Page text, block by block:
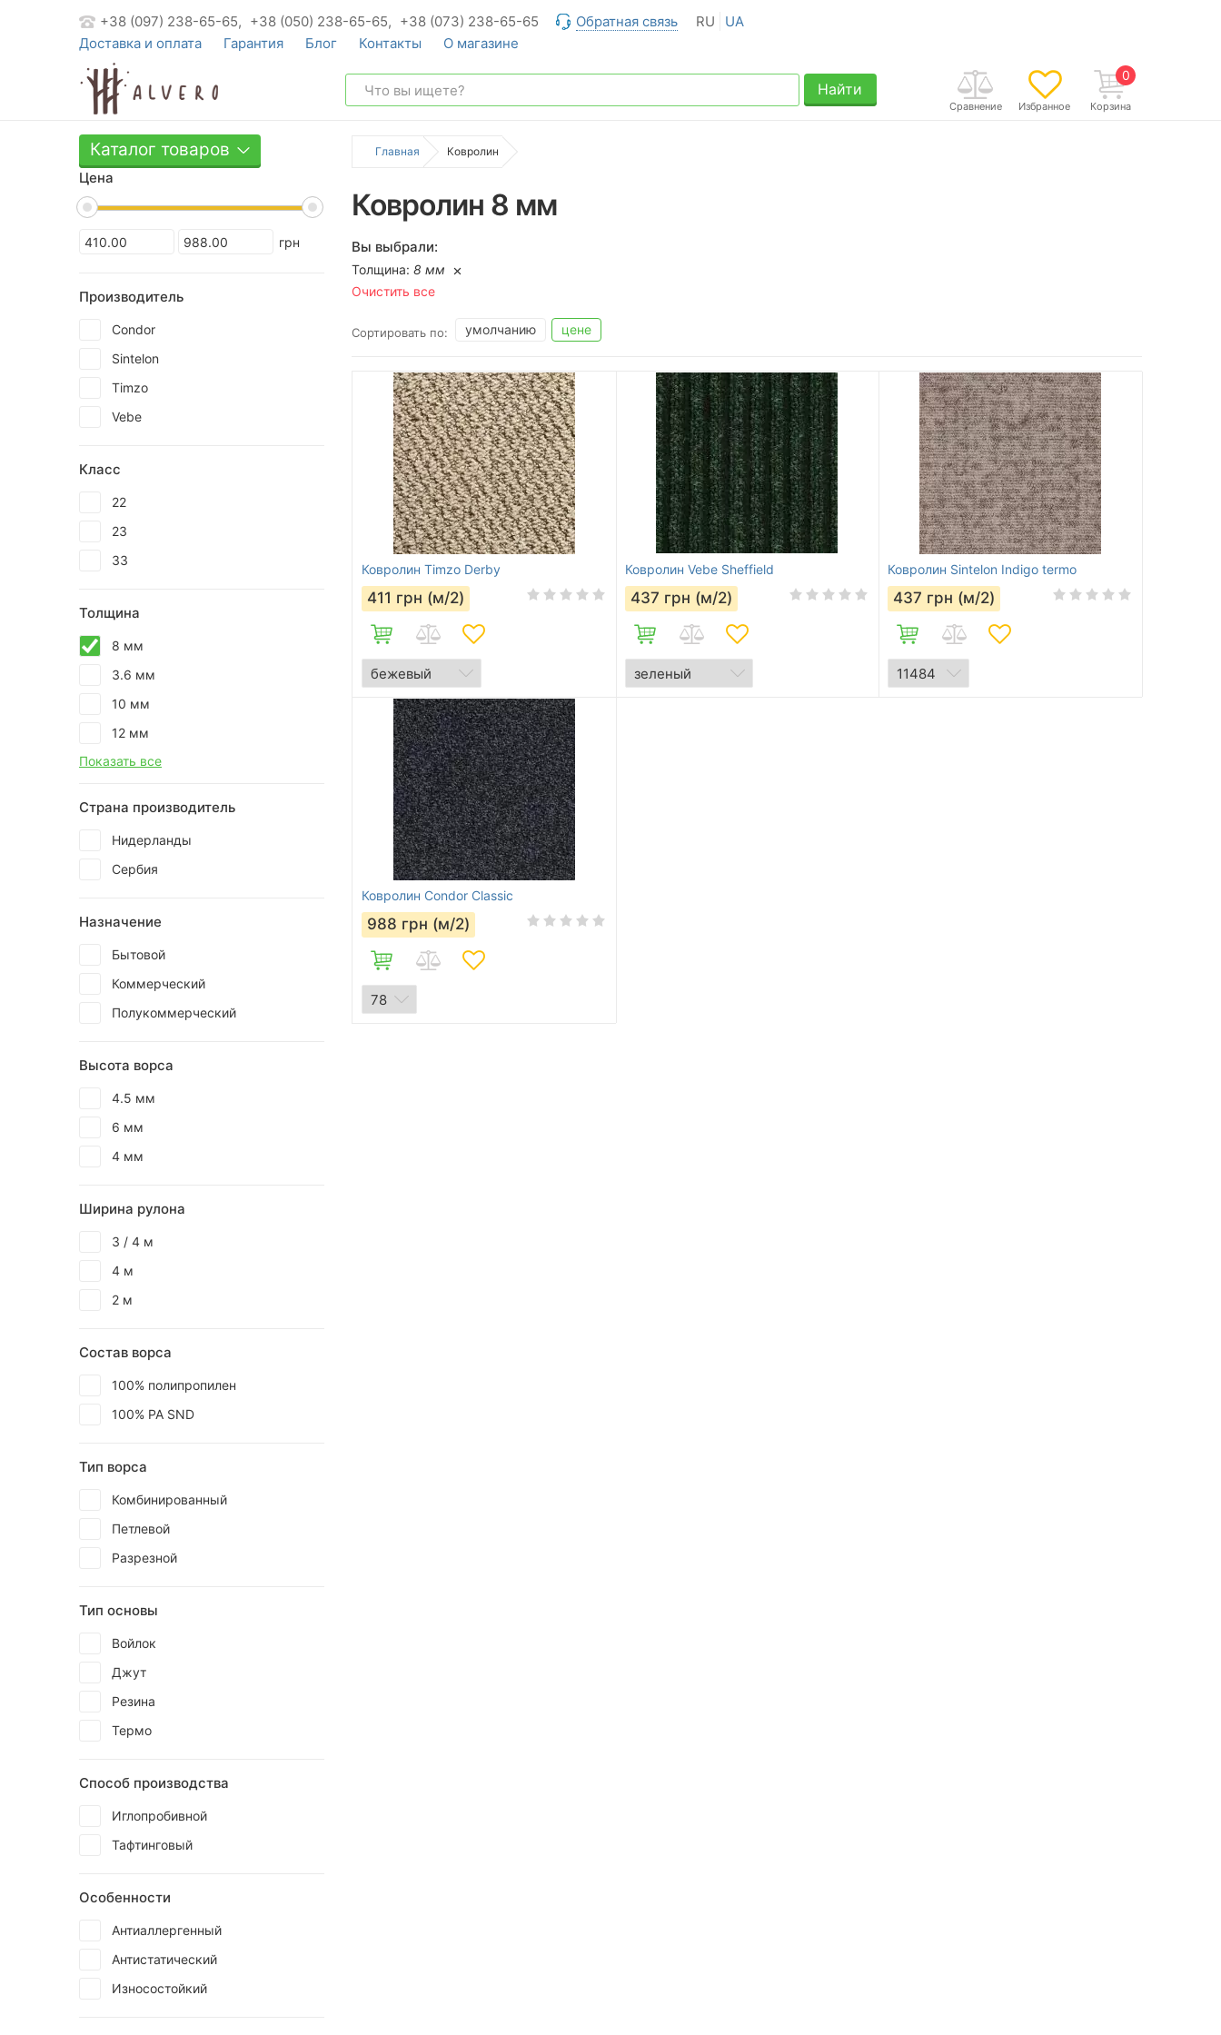
+38 (097) 238-65-65, +38 (050) 238-65-65, +38 (073) 238-65-65 Обратная связь RU
UA
Доставка и оплата
Гарантия Блог Контакты О магазине
0
Корзина
Избранное
Сравнение
Найти
Каталог товаров
Цена
грн
Производитель
Condor
Sintelon
Timzo
Vebe
Класс
22
23
33
Толщина
8 мм
3.6 мм
10 мм
12 мм
Показать все
Страна производитель
Нидерланды
Сербия
Назначение
Бытовой
Коммерческий
Полукоммерческий
Высота ворса
4.5 мм
6 мм
4 мм
Ширина рулона
3 / 4 м
4 м
2 м
Состав ворса
100% полипропилен
100% РА SND
Тип ворса
Комбинированный
Петлевой
Разрезной
Тип основы
Войлок
Джут
Резина
Термо
Способ производства
Иглопробивной
Тафтинговый
Особенности
Антиаллергенный
Антистатический
Износостойкий
Главная Ковролин
Ковролин 8 мм
Вы выбрали:
Толщина: 8 мм
Очистить все
Сортировать по: умолчанию цене
Ковролин Timzo Derby
411 грн (м/2)
Ковролин Vebe Sheffield
437 грн (м/2)
Ковролин Sintelon Indigo termo
437 грн (м/2)
Ковролин Condor Classic
988 грн (м/2)